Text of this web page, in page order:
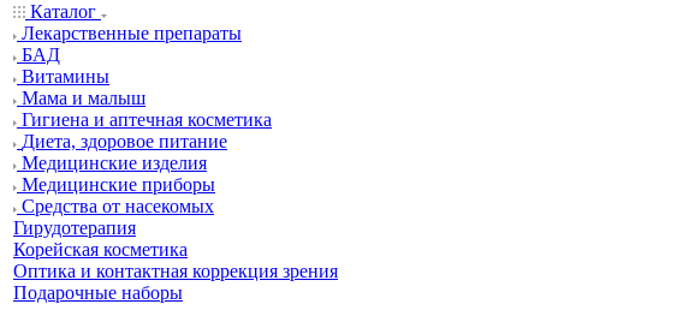
Каталог
Лекарственные препараты
БАД
Витамины
Мама и малыш
Гигиена и аптечная косметика
Диета, здоровое питание
Медицинские изделия
Медицинские приборы
Средства от насекомых
Гирудотерапия
Корейская косметика
Оптика и контактная коррекция зрения
Подарочные наборы